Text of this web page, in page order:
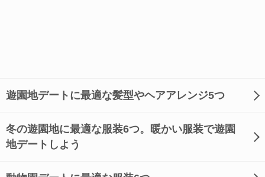
遊園地デートに最適な髪型やヘアアレンジ5つ
冬の遊園地に最適な服装6つ。暖かい服装で遊園
地デートしよう